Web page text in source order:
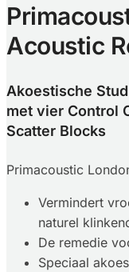
Acoustic
Akoestische
met vier Control
Scatter Blocks
Primacoustic
Vermindert
naturel
De remedie
Speciaal